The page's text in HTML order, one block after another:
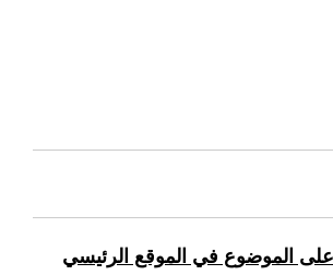
على الموضوع في الموقع الرئيسي